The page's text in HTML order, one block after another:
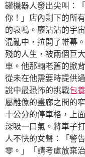
罐機器人發出尖叫：
你！」店內剩下的所
的哀鳴。廖沾沾的宇
混亂中，拉開了帷幕
殘的人生，被兩個巨
車。他那輛老舊的掀
從未在他需要時提供
說中最恐怖的挑戰包
屬雕像的畫廊之間的
十公分的停車格，上
深吸一口氣。將車子
人不快的女聲：「警
零。」「請考慮放棄